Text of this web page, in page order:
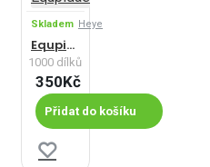
Skladem Heye
Equpidae
1000 dílků
350Kč
Přidat do košíku